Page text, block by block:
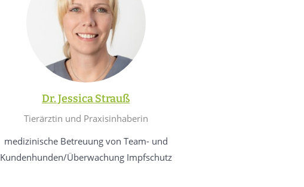
Dr. Jessica Strauß
Tierärztin und Praxisinhaberin
medizinische Betreuung von Team- und
Kundenhunden/Überwachung Impfschutz